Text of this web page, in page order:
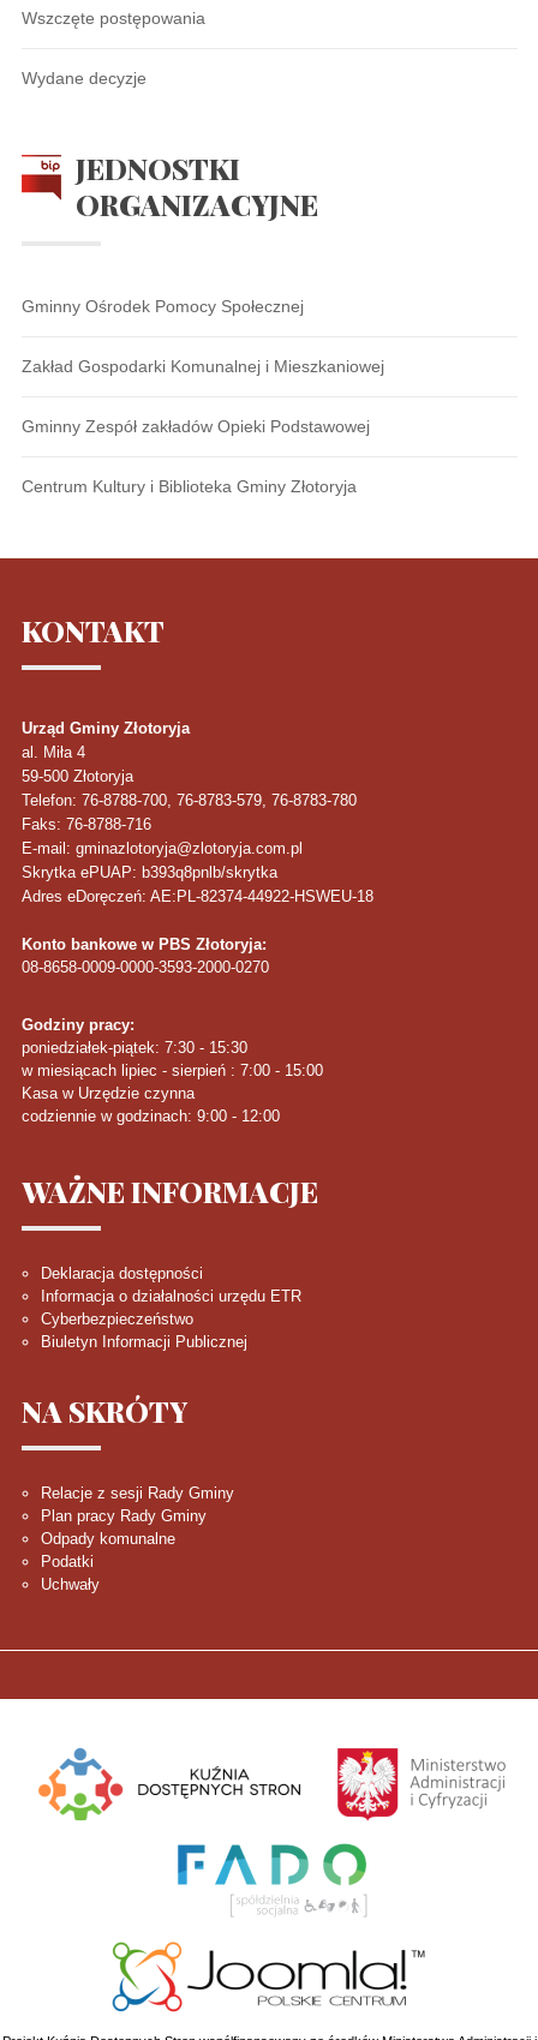
Wszczęte postępowania
Wydane decyzje
JEDNOSTKI
ORGANIZACYJNE
Gminny Ośrodek Pomocy Społecznej
Zakład Gospodarki Komunalnej i Mieszkaniowej
Gminny Zespół zakładów Opieki Podstawowej
Centrum Kultury i Biblioteka Gminy Złotoryja
KONTAKT
Urząd Gminy Złotoryja
al. Miła 4
59-500 Złotoryja
Telefon: 76-8788-700, 76-8783-579, 76-8783-780
Faks: 76-8788-716
E-mail: gminazlotoryja@zlotoryja.com.pl
Skrytka ePUAP: b393q8pnlb/skrytka
Adres eDoręczeń: AE:PL-82374-44922-HSWEU-18
Konto bankowe w PBS Złotoryja:
08-8658-0009-0000-3593-2000-0270
Godziny pracy:
poniedziałek-piątek: 7:30 - 15:30
w miesiącach lipiec - sierpień : 7:00 - 15:00
Kasa w Urzędzie czynna
codziennie w godzinach: 9:00 - 12:00
WAŻNEINFORMACJE
Deklaracja dostępności
Informacja o działalności urzędu ETR
Cyberbezpieczeństwo
Biuletyn Informacji Publicznej
NA SKRÓTY
Relacje z sesji Rady Gminy
Plan pracy Rady Gminy
Odpady komunalne
Podatki
Uchwały